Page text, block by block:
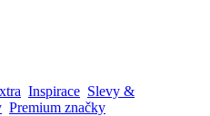
Inspirace Slevy &
Premium značky